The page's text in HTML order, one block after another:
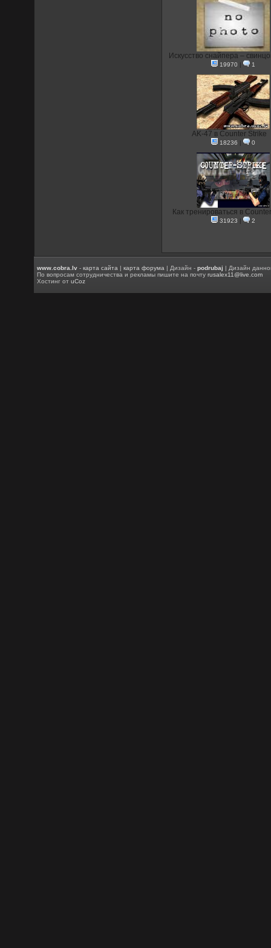
Искусство снайпера –
19970 | 1
AK-47 в Counter Strike
18236 | 0
Как тренироваться в
31923 | 2
www.cobra.lv -карта сайта |карта форума | Дизайн -podrubaj | Дизайн
По вопросам сотрудничества и рекламы пишите на почтуrusalex11@live.com
Хостинг отuCoz